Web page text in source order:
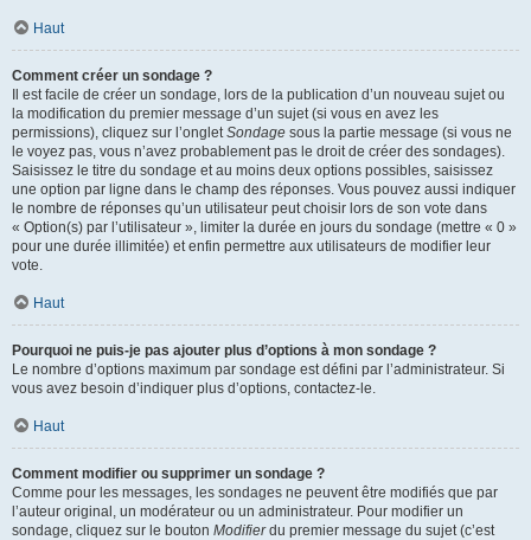
Haut
Comment créer un sondage ?
Il est facile de créer un sondage, lors de la publication d’un nouveau sujet ou
la modification du premier message d’un sujet (si vous en avez les
permissions), cliquez sur l’ongletSondage sous la partie message (si vous ne
le voyez pas, vous n’avez probablement pas le droit de créer des sondages).
Saisissez le titre du sondage et au moins deux options possibles, saisissez
une option par ligne dans le champ des réponses. Vous pouvez aussi indiquer
le nombre de réponses qu’un utilisateur peut choisir lors de son vote dans
« Option(s) par l’utilisateur », limiter la durée en jours du sondage (mettre « 0 »
pour une durée illimitée) et enfin permettre aux utilisateurs de modifier leur
vote.
Haut
Pourquoi ne puis-je pas ajouter plus d’options à mon sondage ?
Le nombre d’options maximum par sondage est défini par l’administrateur. Si
vous avez besoin d’indiquer plus d’options, contactez-le.
Haut
Comment modifier ou supprimer un sondage ?
Comme pour les messages, les sondages ne peuvent être modifiés que par
l’auteur original, un modérateur ou un administrateur. Pour modifier un
sondage, cliquez sur le bouton Modifierdu premier message du sujet (c’est